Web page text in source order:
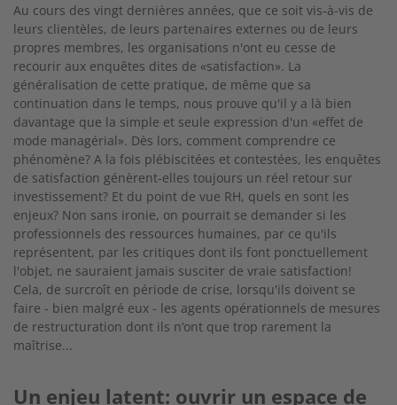
Au cours des vingt dernières années, que ce soit vis-à-vis de
leurs clientèles, de leurs partenaires externes ou de leurs
propres membres, les organisations n'ont eu cesse de
recourir aux enquêtes dites de «satisfaction». La
généralisation de cette pratique, de même que sa
continuation dans le temps, nous prouve qu'il y a là bien
davantage que la simple et seule expression d'un «effet de
mode managérial». Dès lors, comment comprendre ce
phénomène? A la fois plébiscitées et contestées, les enquêtes
de satisfaction génèrent-elles toujours un réel retour sur
investissement? Et du point de vue RH, quels en sont les
enjeux? Non sans ironie, on pourrait se demander si les
professionnels des ressources humaines, par ce qu'ils
représentent, par les critiques dont ils font ponctuellement
l'objet, ne sauraient jamais susciter de vraie satisfaction!
Cela, de surcroît en période de crise, lorsqu'ils doivent se
faire - bien malgré eux - les agents opérationnels de mesures
de restructuration dont ils n‘ont que trop rarement la
maîtrise...
Un enjeu latent: ouvrir un espace de